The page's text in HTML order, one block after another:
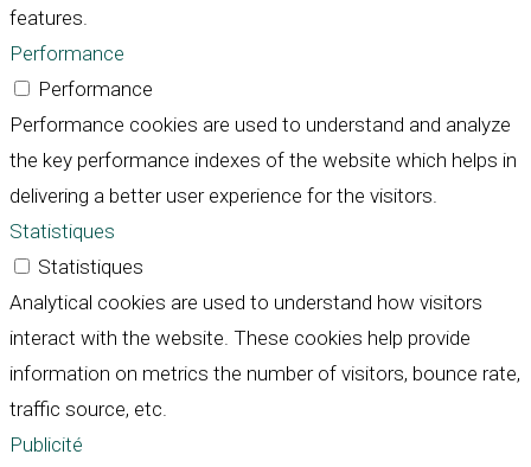
features.
Performance
Performance
Performance cookies are used to understand and analyze
the key performance indexes of the website which helps in
delivering a better user experience for the visitors.
Statistiques
Statistiques
Analytical cookies are used to understand how visitors
interact with the website. These cookies help provide
information on metrics the number of visitors, bounce rate,
traffic source, etc.
Publicité